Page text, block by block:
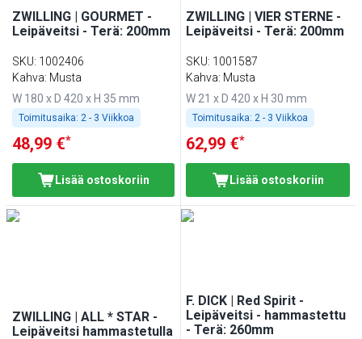
ZWILLING | GOURMET -
Leipäveitsi - Terä: 200mm
SKU: 1002406
Kahva: Musta
W 180 x D 420 x H 35 mm
Toimitusaika: 2 - 3 Viikkoa
48,99 €*
Lisää ostoskoriin
ZWILLING | VIER STERNE -
Leipäveitsi - Terä: 200mm
SKU: 1001587
Kahva: Musta
W 21 x D 420 x H 30 mm
Toimitusaika: 2 - 3 Viikkoa
62,99 €*
Lisää ostoskoriin
ZWILLING | ALL * STAR -
Leipäveitsi hammastetulla
F. DICK | Red Spirit -
Leipäveitsi - hammastettu
- Terä: 260mm